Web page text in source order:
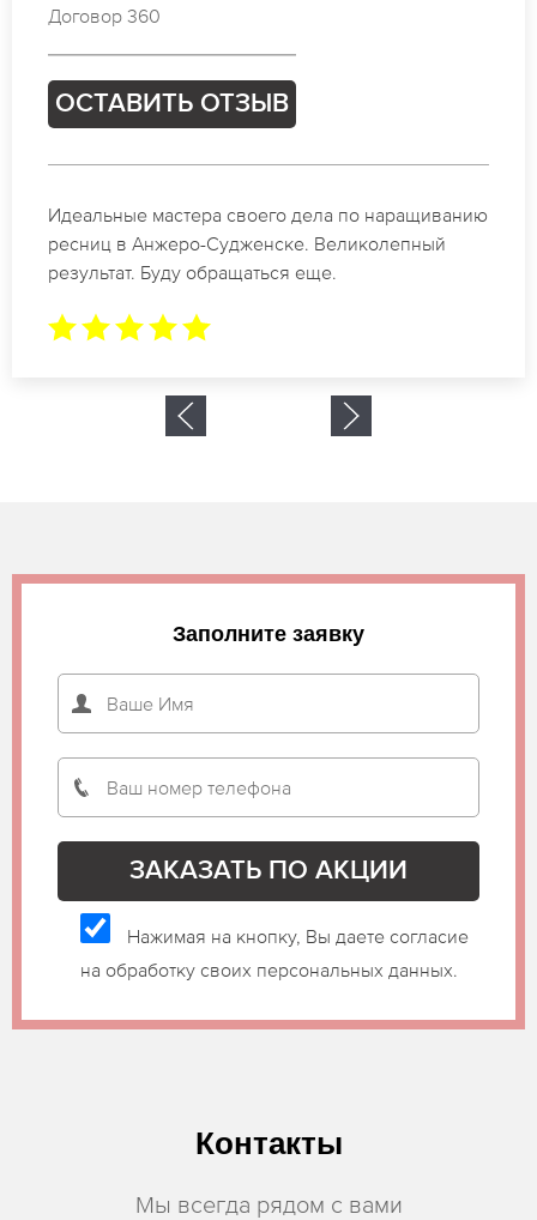
Договор 668
ОСТАВИТЬ ОТЗЫВ
Спасибо огромное. Заказывала наращивание
ресниц в Анжеро-Судженске для мероприятия.
За 2 часа все было готово.
Заполните заявку
Нажимая на кнопку, Вы даете согласие
на обработку своих персональных данных.
Контакты
Мы всегда рядом с вами